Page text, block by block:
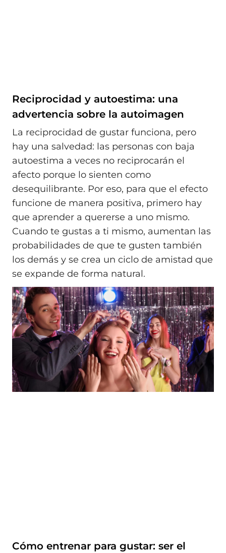
Reciprocidad y autoestima: una
advertencia sobre la autoimagen
La reciprocidad de gustar funciona, pero
hay una salvedad: las personas con baja
autoestima a veces no reciprocarán el
afecto porque lo sienten como
desequilibrante. Por eso, para que el efecto
funcione de manera positiva, primero hay
que aprender a quererse a uno mismo.
Cuando te gustas a ti mismo, aumentan las
probabilidades de que te gusten también
los demás y se crea un ciclo de amistad que
se expande de forma natural.
Cómo entrenar para gustar: ser el